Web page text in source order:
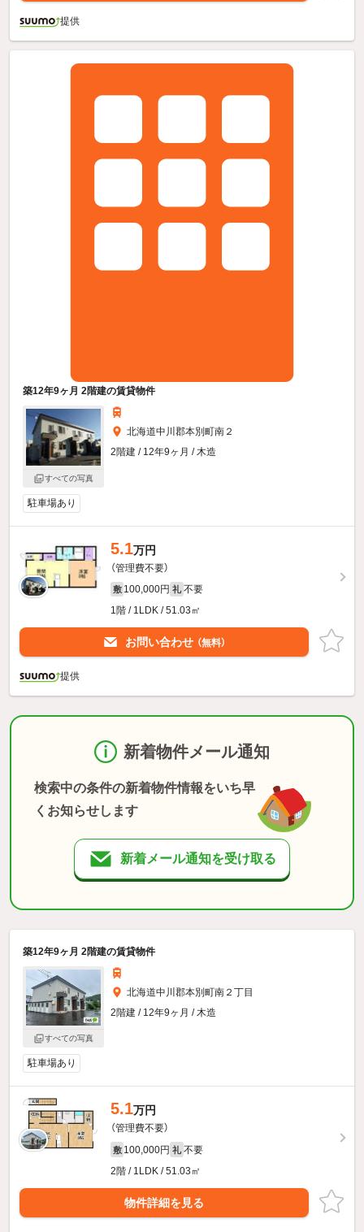
提供
築12年9ヶ月 2階建の賃貸物件
すべての写真
北海道中川郡本別町南２
2階建 / 12年9ヶ月 / 木造
駐車場あり
5.1万円
（管理費不要）
敷 100,000円 礼 不要
1階 / 1LDK / 51.03㎡
お問い合わせ （無料）
提供
新着物件メール通知
検索中の条件の新着物件情報をいち早
くお知らせします
新着メール通知を受け取る
築12年9ヶ月 2階建の賃貸物件
すべての写真
北海道中川郡本別町南２丁目
2階建 / 12年9ヶ月 / 木造
駐車場あり
5.1万円
（管理費不要）
敷 100,000円 礼 不要
2階 / 1LDK / 51.03㎡
物件詳細を見る